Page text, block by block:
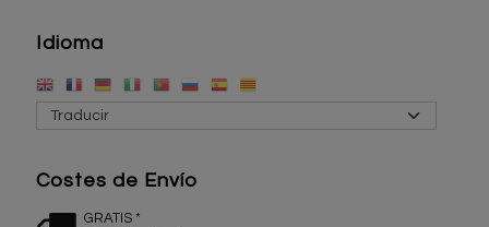
Idioma
Costes de Envío
GRATIS *